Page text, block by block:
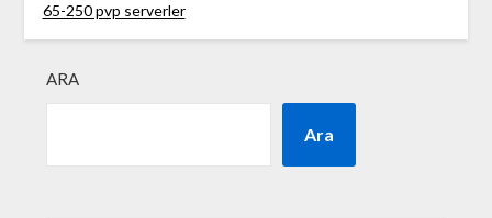
65-250 pvp serverler
ARA
Ara